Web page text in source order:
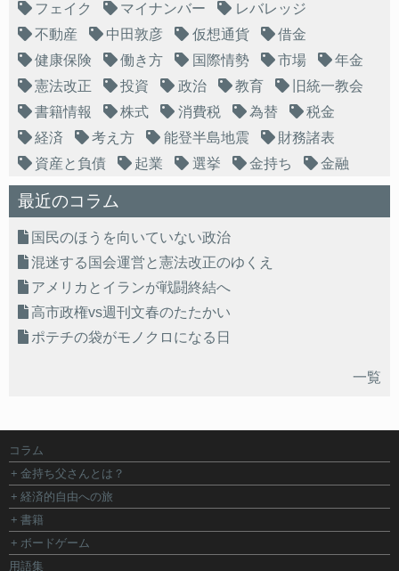
フェイク
マイナンバー
レバレッジ
不動産
中田敦彦 仮想通貨
借金
健康保険
働き方 国際情勢 市場
年金
憲法改正
投資 政治 教育
旧統一教会
書籍情報
株式 消費税 為替
税金
経済
考え方 能登半島地震
財務諸表
資産と負債
起業 選挙 金持ち 金融
最近のコラム
国民のほうを向いていない政治
混迷する国会運営と憲法改正のゆくえ
アメリカとイランが戦闘終結へ
高市政権vs週刊文春のたたかい
ポテチの袋がモノクロになる日
一覧
コラム
金持ち父さんとは？
経済的自由への旅
書籍
ボードゲーム
用語集